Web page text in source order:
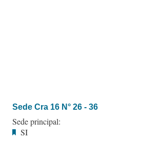
Sede Cra 16 N° 26 - 36
Sede principal:
SI